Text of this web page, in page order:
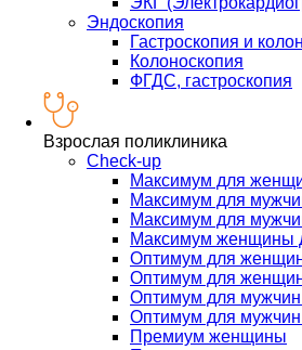
Эндоскопия
Гастроскопия и
Колоноскопия
ФГДС, гастроскопия
Взрослая поликлиника
Check-up
Максимум для
Максимум для
Максимум для
Максимум женщины
Оптимум для
Оптимум для
Оптимум для
Оптимум для
Премиум женщины